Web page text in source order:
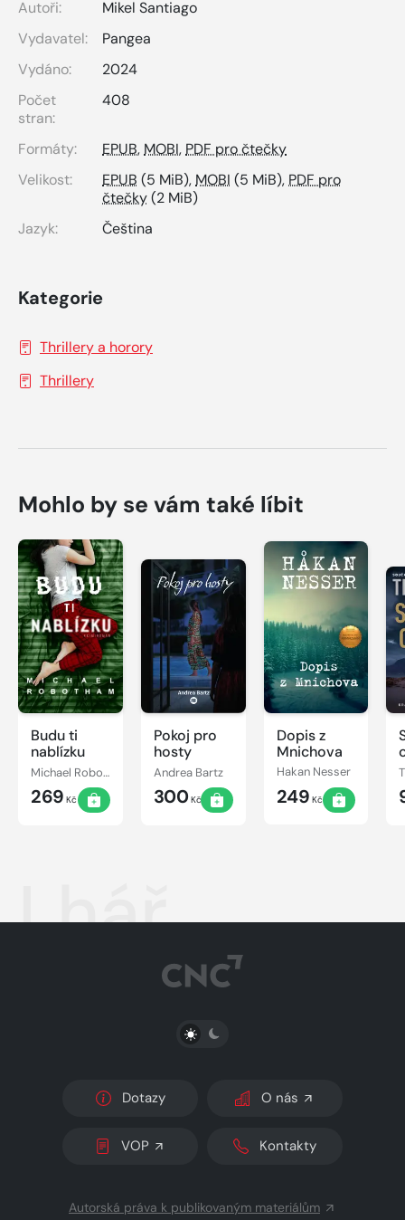
Autoři:
Mikel Santiago
Vydavatel:
Pangea
Vydáno:
2024
Počet
stran:
408
Formáty: EPUB, MOBI, PDF pro čtečky
Velikost:
EPUB (5 MiB), MOBI (5 MiB), PDF pro
čtečky(2 MiB)
Jazyk:
Čeština
Kategorie
Thrillery a horory
Thrillery
Mohlo by se vám také líbit
Budu ti
nablízku
Michael Robotham
269 Kč
Pokoj pro
hosty
Andrea Bartz
300Kč
Dopis z
Mnichova
Hakan Nesser
249 Kč
Lhář
PŘEPNOUT SVĚTLÝ/TMAVÝ REŽIM
Dotazy O nás
VOP Kontakty
Autorská práva k publikovaným materiálům